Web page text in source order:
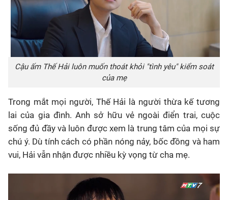
Cậu ấm Thế Hải luôn muốn thoát khỏi "tình yêu" kiểm soát
của mẹ
Trong mắt mọi người, Thế Hải là người thừa kế tương
lai của gia đình. Anh sở hữu vẻ ngoài điển trai, cuộc
sống đủ đầy và luôn được xem là trung tâm của mọi sự
chú ý. Dù tính cách có phần nóng nảy, bốc đồng và ham
vui, Hải vẫn nhận được nhiều kỳ vọng từ cha mẹ.